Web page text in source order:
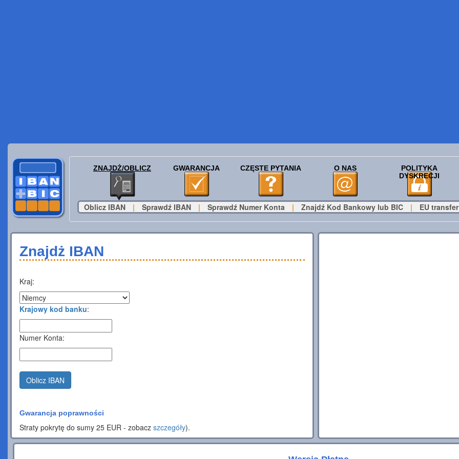
ZNAJDŻ/OBLICZ GWARANCJA CZĘSTE PYTANIA O NAS
POLITYKA
DYSKRECJI
Oblicz IBAN | Sprawdź IBAN | Sprawdź Numer Konta | Znajdź Kod Bankowy lub BIC | EU transfer
Znajdż IBAN
Kraj:
Krajowy kod banku:
Numer Konta:
Oblicz IBAN
Gwarancja poprawności
Straty pokrytę do sumy 25 EUR - zobacz szczegóły).